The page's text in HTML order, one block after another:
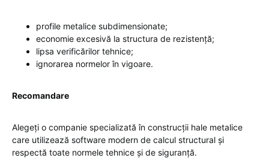
profile metalice subdimensionate;
economie excesivă la structura de rezistență;
lipsa verificărilor tehnice;
ignorarea normelor în vigoare.
Recomandare
Alegeți o companie specializată în construcții hale metalice
care utilizează software modern de calcul structural și
respectă toate normele tehnice și de siguranță.